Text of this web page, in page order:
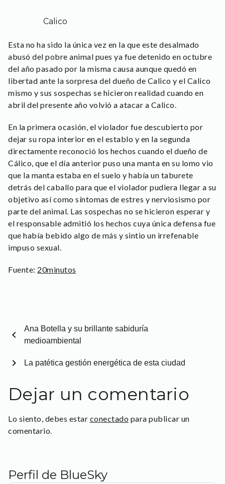
Calico
Esta no ha sido la única vez en la que este desalmado
abusó del pobre animal pues ya fue detenido en octubre
del año pasado por la misma causa aunque quedó en
libertad ante la sorpresa del dueño de Calico y el Calico
mismo y sus sospechas se hicieron realidad cuando en
abril del presente año volvió a atacar a Calico.
En la primera ocasión, el violador fue descubierto por
dejar su ropa interior en el establo y en la segunda
directamente reconoció los hechos cuando el dueño de
Cálico, que el día anterior puso una manta en su lomo vio
que la manta estaba en el suelo y había un taburete
detrás del caballo para que el violador pudiera llegar a su
objetivo así como síntomas de estres y nerviosismo por
parte del animal. Las sospechas no se hicieron esperar y
el responsable admitió los hechos cuya única defensa fue
que había bebido algo de más y sintio un irrefenable
impuso sexual.
Fuente: 20minutos
chevron_left
Ana Botella y su brillante sabiduría
medioambiental
La patética gestión energética de esta ciudad
chevron_right
Dejar un comentario
Lo siento, debes estar conectado para publicar un
comentario.
Perfil de BlueSky